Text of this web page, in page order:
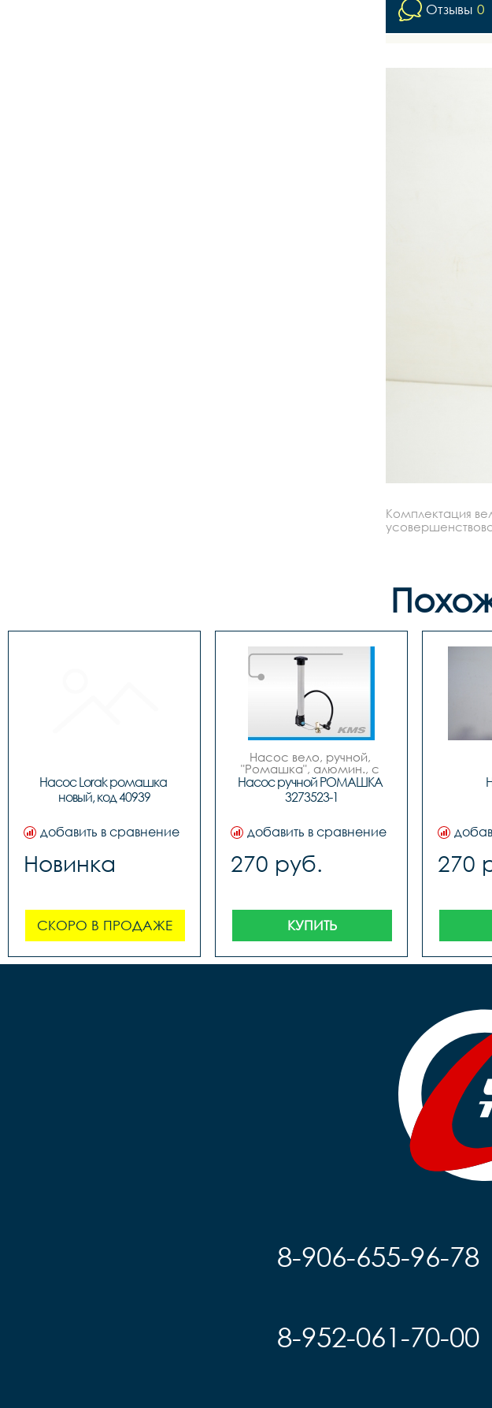
Отзывы 0
Комплектация
Насос Lorak ромашка
новый, код 40939
добавить в сравнение
Новинка
СКОРО В ПРОДАЖЕ
Насос вело, ручной,
"Ромашка", алюмин., с
обратным толстым
штоком, шланг с
наконечником
Насос ручной РОМАШКА
3273523-1
добавить в сравнение
270 руб.
КУПИТЬ
270
8-906-655-96-78
8-952-061-70-00